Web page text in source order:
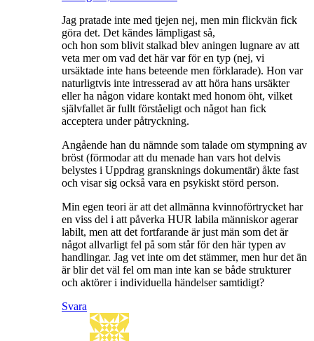
Jag pratade inte med tjejen nej, men min flickvän fick
göra det. Det kändes lämpligast så,
och hon som blivit stalkad blev aningen lugnare av att
veta mer om vad det här var för en typ (nej, vi
ursäktade inte hans beteende men förklarade). Hon var
naturligtvis inte intresserad av att höra hans ursäkter
eller ha någon vidare kontakt med honom öht, vilket
självfallet är fullt förståeligt och något han fick
acceptera under påtryckning.
Angående han du nämnde som talade om stympning av
bröst (förmodar att du menade han vars hot delvis
belystes i Uppdrag gransknings dokumentär) åkte fast
och visar sig också vara en psykiskt störd person.
Min egen teori är att det allmänna kvinnoförtrycket har
en viss del i att påverka HUR labila människor agerar
labilt, men att det fortfarande är just män som det är
något allvarligt fel på som står för den här typen av
handlingar. Jag vet inte om det stämmer, men hur det än
är blir det väl fel om man inte kan se både strukturer
och aktörer i individuella händelser samtidigt?
Svara